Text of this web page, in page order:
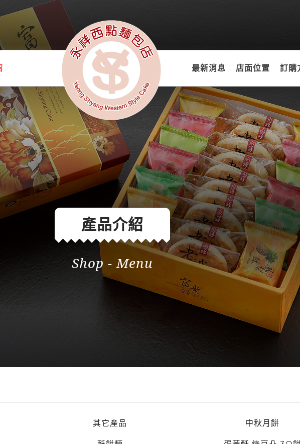
產品介紹
Shop - Menu
最新消息 店面位置 訂購
其它產品 中秋月餅